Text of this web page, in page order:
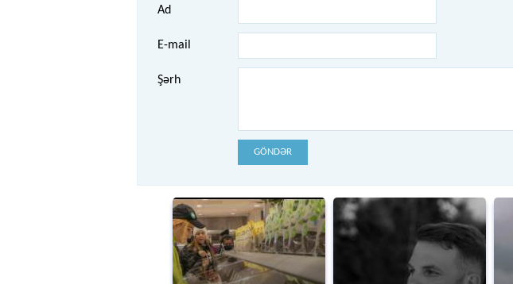
Ad
E-mail
Şərh
GÖNDƏR